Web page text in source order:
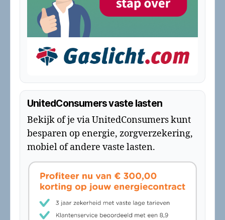
UnitedConsumers vaste lasten
Bekijk of je via UnitedConsumers kunt
besparen op energie, zorgverzekering,
mobiel of andere vaste lasten.